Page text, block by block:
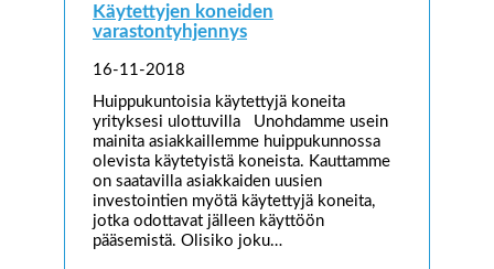
Käytettyjen koneiden
varastontyhjennys
16-11-2018
Huippukuntoisia käytettyjä koneita
yrityksesi ulottuvilla Unohdamme usein
mainita asiakkaillemme huippukunnossa
olevista käytetyistä koneista. Kauttamme
on saatavilla asiakkaiden uusien
investointien myötä käytettyjä koneita,
jotka odottavat jälleen käyttöön
pääsemistä. Olisiko joku…